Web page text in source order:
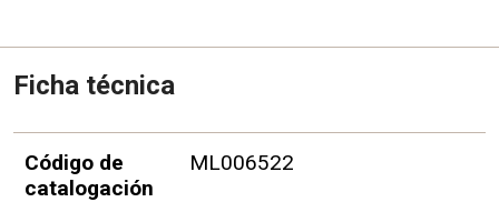
Ficha técnica
Código de
catalogación
ML006522